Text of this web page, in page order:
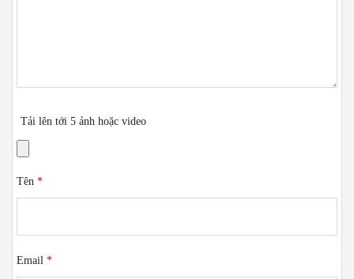
Tải lên tới 5 ảnh hoặc video
Tên *
Email *